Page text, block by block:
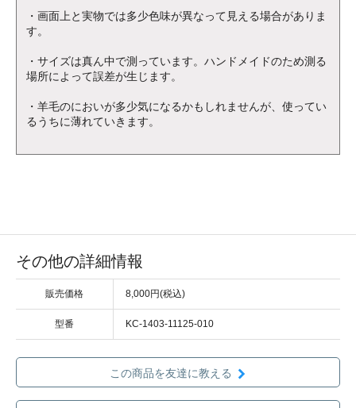
・画面上と実物では多少色味が異なって見える場合がありま
す。
・サイズは真ん中で測っています。ハンドメイドのため測る
場所によって誤差が生じます。
・羊毛のにおいが多少気になるかもしれませんが、使ってい
るうちに薄れていきます。
その他の詳細情報
販売価格 8,000円(税込)
型番 KC-1403-11125-010
この商品を友達に教える